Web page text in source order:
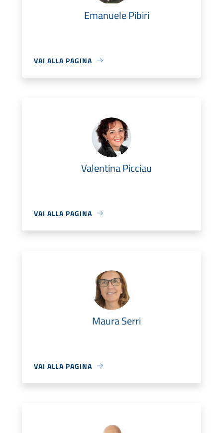
Emanuele Pibiri
VAI ALLA PAGINA
Valentina Picciau
VAI ALLA PAGINA
Maura Serri
VAI ALLA PAGINA